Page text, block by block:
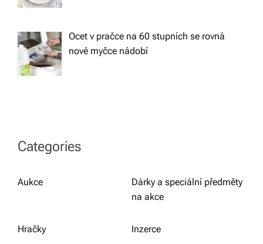
Ocet v pračce na 60 stupních se rovná
nové myčce nádobí
Categories
Aukce
Dárky a speciální předměty
na akce
Hračky Inzerce